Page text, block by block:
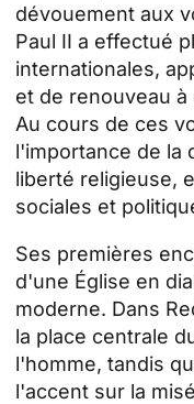
dévouement aux
Paul II a effectué
internationales,
et de renouveau
Au cours de ces
l'importance de la
liberté religieuse,
sociales et
Ses premières
d'une Église en
moderne. Dans
la place centrale
l'homme, tandis
l'accent sur la